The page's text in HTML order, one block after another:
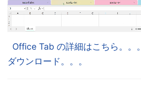
Office Tab の詳細はこちら。。。
ダウンロード。。。